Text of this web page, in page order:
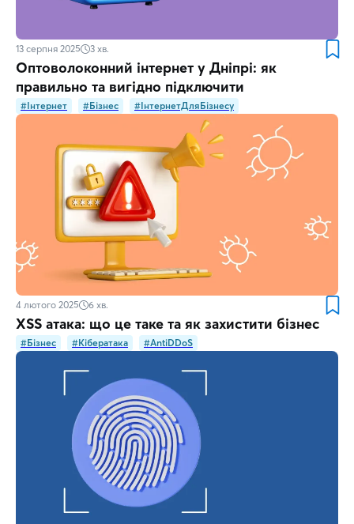
13 серпня 2025 3 хв.
Оптоволоконний інтернет у Дніпрі: як
правильно та вигідно підключити
#Інтернет #Бізнес #ІнтернетДляБізнесу
4 лютого 2025 6 хв.
XSS атака: що це таке та як захистити бізнес
#Бізнес #Кібератака #AntiDDoS